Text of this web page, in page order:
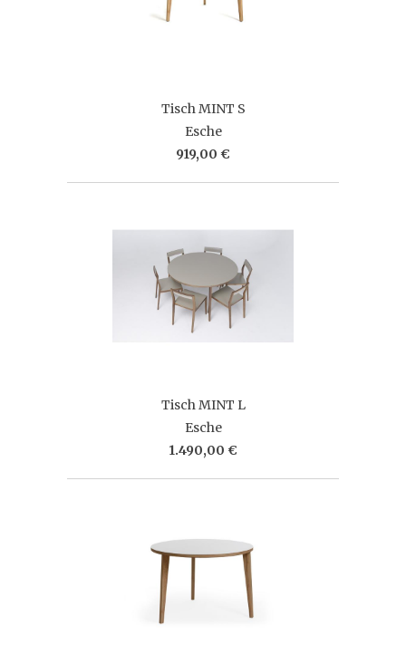
Tisch MINT S
Esche
919,00 €
Tisch MINT L
Esche
1.490,00 €